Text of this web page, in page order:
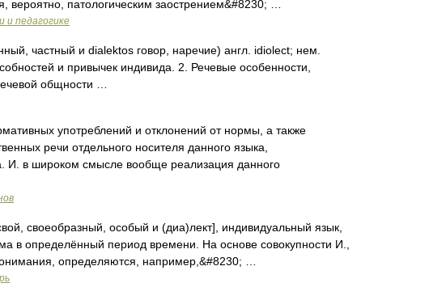
патологическим заострением&#8230; …
и педагогике
частный и dialektos говор, наречие) англ. idiolect; нем.
и привычек индивида. 2. Речевые особенности,
общности …
употреблений и отклонений от нормы, а также
речи отдельного носителя данного языка,
И. в широком смысле вообще реализация данного
своеобразный, особый и (диа)лект], индивидуальный язык,
в определённый период времени. На основе совокупности И.,
определяются, например,&#8230; …